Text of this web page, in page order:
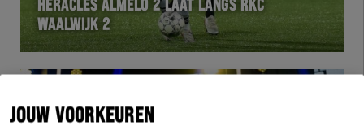
JOUW VOORKEUREN
HERACLES ALMELO 2 LAAT LANGS RKC
WAALWIJK 2